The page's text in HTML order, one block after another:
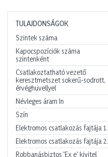
TULAJDONSÁGOK
Szintek száma
Kapocspozíciók száma
szintenként
Csatlakoztatható vezető
keresztmetszet sokerű-sodrott,
érvéghüvellyel
Névleges áram In
Szín
Elektromos csatlakozás fajtája 1.
Elektromos csatlakozás fajtája 2.
Robbanásbiztos 'Ex e' kivitel